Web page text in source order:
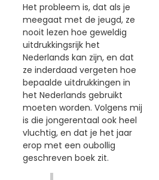
Het probleem is, dat als je
meegaat met de jeugd, ze
nooit lezen hoe geweldig
uitdrukkingsrijk het
Nederlands kan zijn, en dat
ze inderdaad vergeten hoe
bepaalde uitdrukkingen in
het Nederlands gebruikt
moeten worden. Volgens mij
is die jongerentaal ook heel
vluchtig, en dat je het jaar
erop met een oubollig
geschreven boek zit.